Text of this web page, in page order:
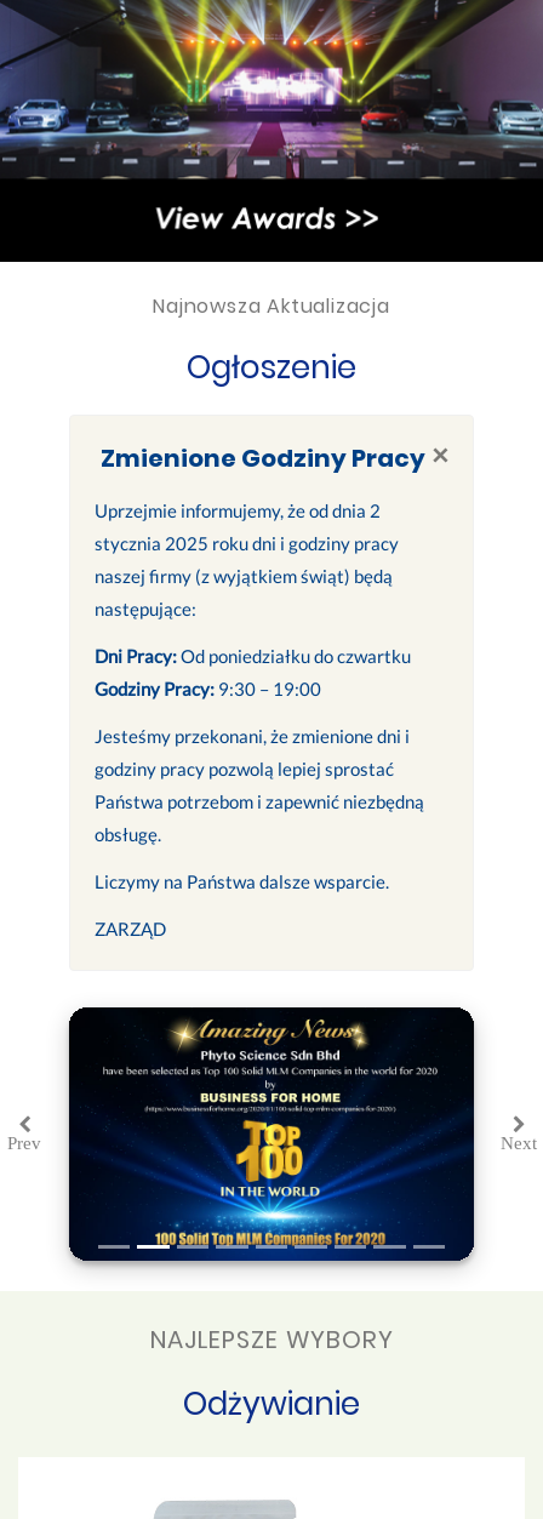
Najnowsza Aktualizacja
Ogłoszenie
×
Zmienione Godziny Pracy
Uprzejmie informujemy, że od dnia 2
stycznia 2025 roku dni i godziny pracy
naszej firmy (z wyjątkiem świąt) będą
następujące:
Dni Pracy:Od poniedziałku do czwartku
Godziny Pracy: 9:30 – 19:00
Jesteśmy przekonani, że zmienione dni i
godziny pracy pozwolą lepiej sprostać
Państwa potrzebom i zapewnić niezbędną
obsługę.
Liczymy na Państwa dalsze wsparcie.
ZARZĄD
PrevPrevious Next
NAJLEPSZE WYBORY
Odżywianie